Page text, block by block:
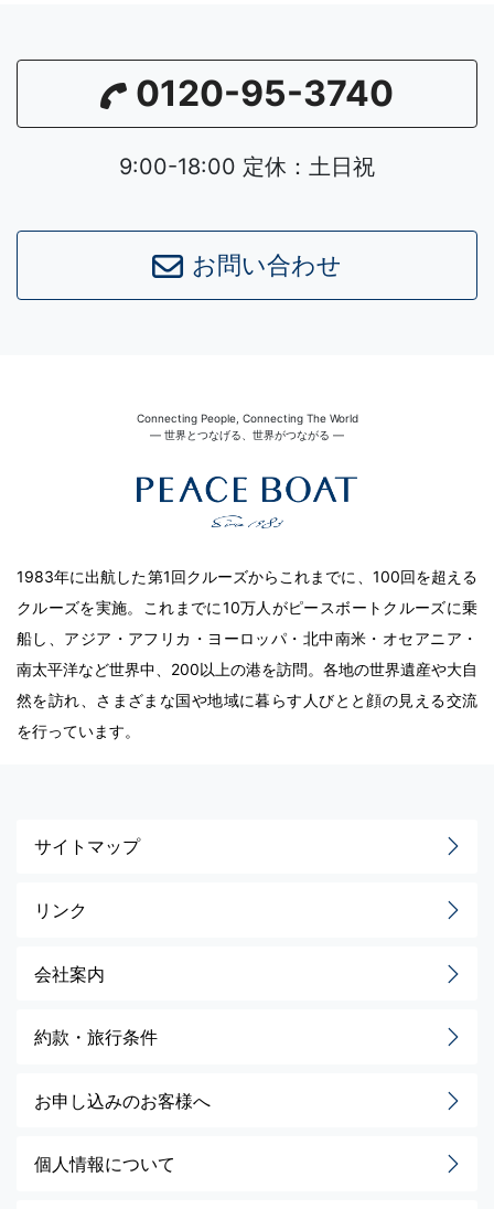
0120-95-3740
9:00-18:00 定休：土日祝
お問い合わせ
Connecting People, Connecting The World
― 世界とつなげる、世界がつながる ―
1983年に出航した第1回クルーズからこれまでに、100回を超える
クルーズを実施。これまでに10万人がピースボートクルーズに乗
船し、アジア・アフリカ・ヨーロッパ・北中南米・オセアニア・
南太平洋など世界中、200以上の港を訪問。各地の世界遺産や大自
然を訪れ、さまざまな国や地域に暮らす人びとと顔の見える交流
を行っています。
サイトマップ
リンク
会社案内
約款・旅行条件
お申し込みのお客様へ
個人情報について